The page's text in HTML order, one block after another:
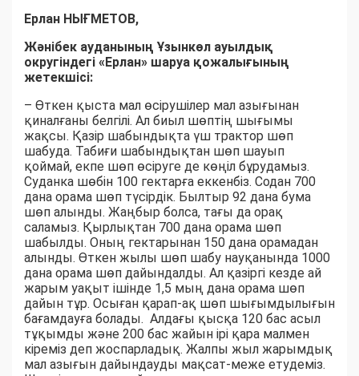
Ерлан НЫҒМЕТОВ,
Жәнібек ауданының Ұзынкөл ауылдық
округіндегі «Ерлан» шаруа қожалығының
жетекшісі:
– Өткен қыста мал өсірушілер мал азығынан
қиналғаны белгілі. Ал биыл шөптің шығымы
жақсы. Қазір шабындықта үш трактор шөп
шабуда. Табиғи шабындықтан шөп шауып
қоймай, екпе шөп өсіруге де көңіл бұрудамыз.
Суданка шөбін 100 гектарға еккенбіз. Содан 700
дана орама шөп түсірдік. Былтыр 92 дана бума
шөп алынды. Жаңбыр болса, тағы да орақ
саламыз. Қырлықтан 700 дана орама шөп
шабылды. Оның гектарынан 150 дана орамадан
алынды. Өткен жылы шөп шабу науқанында 1000
дана орама шөп дайындалды. Ал қазіргі кезде ай
жарым уақыт ішінде 1,5 мың дана орама шөп
дайын тұр. Осыған қарап-ақ шөп шығымдылығын
бағамдауға болады. Алдағы қысқа 120 бас асыл
тұқымды және 200 бас жайын ірі қара малмен
кіреміз деп жоспарладық. Жалпы жыл жарымдық
мал азығын дайындауды мақсат-меже етудеміз.